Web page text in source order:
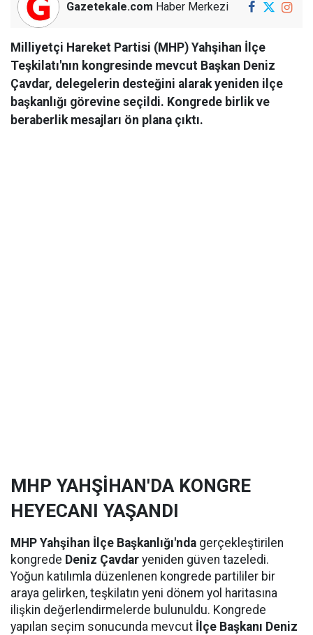
Gazetekale.com Haber Merkezi
Milliyetçi Hareket Partisi (MHP) Yahşihan İlçe
Teşkilatı'nın kongresinde mevcut Başkan Deniz
Çavdar, delegelerin desteğini alarak yeniden ilçe
başkanlığı görevine seçildi. Kongrede birlik ve
beraberlik mesajları ön plana çıktı.
MHP YAHŞİHAN'DA KONGRE
HEYECANI YAŞANDI
MHP Yahşihan İlçe Başkanlığı'nda gerçekleştirilen
kongrede Deniz Çavdar yeniden güven tazeledi.
Yoğun katılımla düzenlenen kongrede partililer bir
araya gelirken, teşkilatın yeni dönem yol haritasına
ilişkin değerlendirmelerde bulunuldu. Kongrede
yapılan seçim sonucunda mevcut İlçe Başkanı Deniz